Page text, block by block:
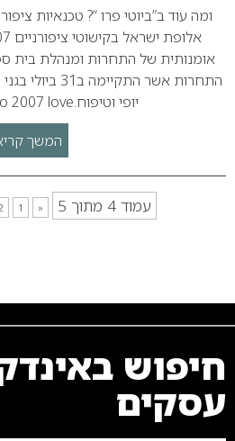
ומה עוד ב”ביוטי פרו “? טכנאיות
אומנותית של התחרות ומנהלת בית
התחרות אשר
יופי וטיפוח.beauty pro 2007 love…
המשך
עמוד 4 מתוך 5 «
1
חיפוש
עסקים